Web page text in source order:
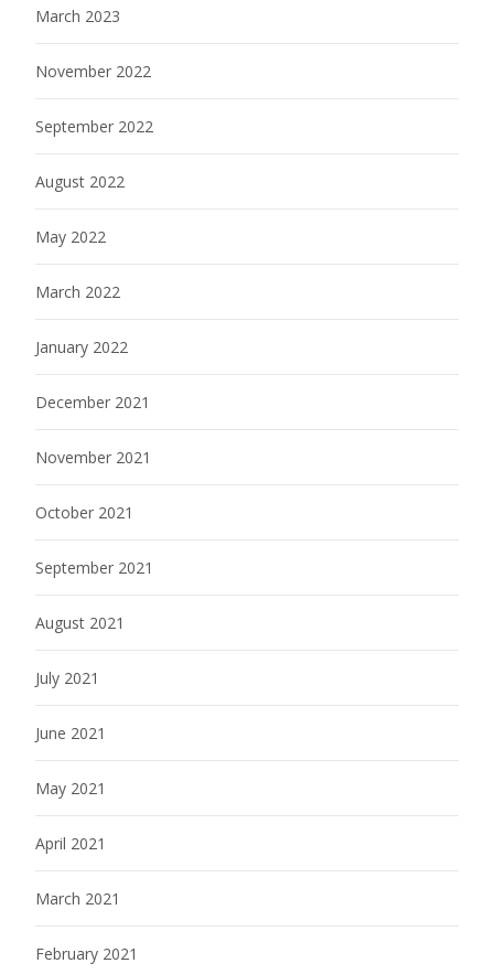
March 2023
November 2022
September 2022
August 2022
May 2022
March 2022
January 2022
December 2021
November 2021
October 2021
September 2021
August 2021
July 2021
June 2021
May 2021
April 2021
March 2021
February 2021